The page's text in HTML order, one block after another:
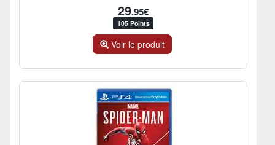
29.95€
105 Points
Voir le produit